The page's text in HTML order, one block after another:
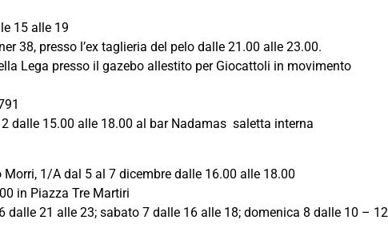
15 alle 19
38, presso l’ex taglieria del pelo dalle 21.00 alle 23.00.
Lega presso il gazebo allestito per Giocattoli in movimento
dalle 15.00 alle 18.00 al bar Nadamas saletta interna
1/A dal 5 al 7 dicembre dalle 16.00 alle 18.00
in Piazza Tre Martiri
dalle 21 alle 23; sabato 7 dalle 16 alle 18; domenica 8 dalle 10 – 12